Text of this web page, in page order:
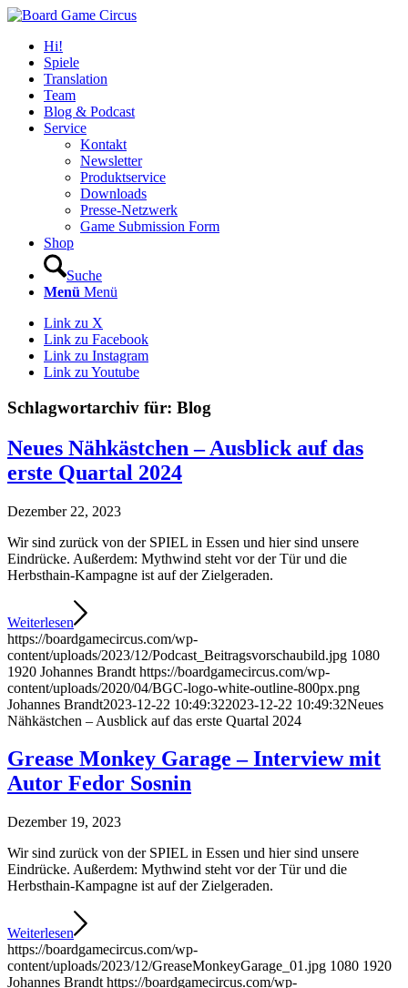
Hi!
Spiele
Translation
Team
Blog & Podcast
Service
Kontakt
Newsletter
Produktservice
Downloads
Presse-Netzwerk
Game Submission Form
Shop
Suche
Menü Menü
Link zu X
Link zu Facebook
Link zu Instagram
Link zu Youtube
Schlagwortarchiv für: Blog
Neues Nähkästchen – Ausblick auf das
erste Quartal 2024
Dezember 22, 2023
Wir sind zurück von der SPIEL in Essen und hier sind unsere
Eindrücke. Außerdem: Mythwind steht vor der Tür und die
Herbsthain-Kampagne ist auf der Zielgeraden.
Weiterlesen
https://boardgamecircus.com/wp-
content/uploads/2023/12/Podcast_Beitragsvorschaubild.jpg 1080
1920 Johannes Brandt https://boardgamecircus.com/wp-
content/uploads/2020/04/BGC-logo-white-outline-800px.png
Johannes Brandt2023-12-22 10:49:322023-12-22 10:49:32Neues
Nähkästchen – Ausblick auf das erste Quartal 2024
Grease Monkey Garage – Interview mit
Autor Fedor Sosnin
Dezember 19, 2023
Wir sind zurück von der SPIEL in Essen und hier sind unsere
Eindrücke. Außerdem: Mythwind steht vor der Tür und die
Herbsthain-Kampagne ist auf der Zielgeraden.
Weiterlesen
https://boardgamecircus.com/wp-
content/uploads/2023/12/GreaseMonkeyGarage_01.jpg 1080 1920
Johannes Brandt https://boardgamecircus.com/wp-